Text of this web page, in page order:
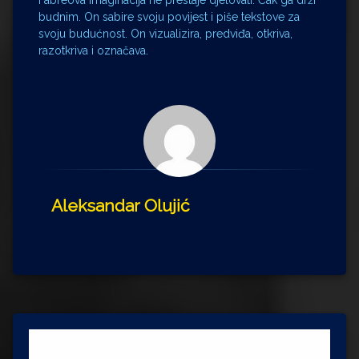
budnim. On sabire svoju povijest i piše tekstove za
svoju budućnost. On vizualizira, predviđa, otkriva,
razotkriva i označava.
Aleksandar Olujić